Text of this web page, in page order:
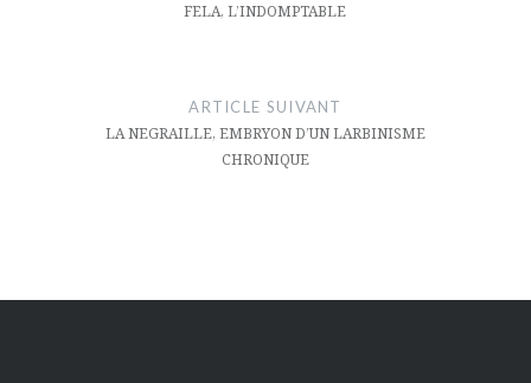
FELA, L’INDOMPTABLE
ARTICLE SUIVANT
LA NEGRAILLE, EMBRYON D’UN LARBINISME
CHRONIQUE